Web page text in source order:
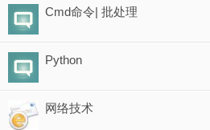
Cmd命令| 批处理
Python
网络技术